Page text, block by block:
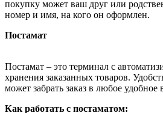
покупку может ваш друг или
номер и имя, на кого он оформлен.
Постамат
Постамат – это терминал с
хранения заказанных товаров.
может забрать заказ в любое удобное
Как работать с постаматом: